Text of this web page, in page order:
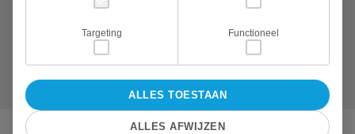
Manfred Jacobs
Targeting Functioneel
ALLES TOESTAAN
ALLES AFWIJZEN